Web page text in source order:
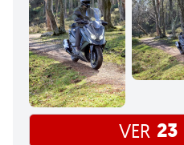
VER 23